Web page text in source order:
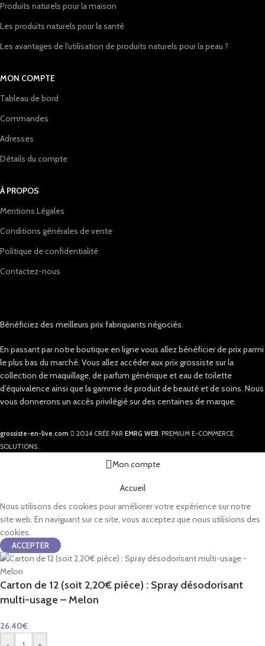
Produits naturels pour la maison
Les produits naturels pour la santé
Les avantages de l'utilisation de produits naturels pour la peau ?
MON COMPTE
Tableau de bord
Commandes
Adresses
Détails du compte
À PROPOS
Mentions Légales
Conditions générales de vente
Politique de confidentialité
Contactez-nous
Bénéficiez des meilleurs prix fabriquants négociés.
En passant par notre boutique en ligne vous allez bénéficier de prix parmi
le plus bas du marché. Vous allez accéder aux prix grossiste sur la
collection de maquillage, de parfum générique et eau de toilette
d’équivalence ainsi que la gamme de produit de beauté et de soins. Nous
vous donnerons un accès privilégié sur des centaines de marque.
grossiste-en-live.com 2024 CRÉE PAR EMRG WEB. PREMIUM E-COMMERCE
SOLUTIONS.
Mon compte
Accueil
Nous utilisons des cookies pour améliorer votre expérience sur notre
site web. En naviguant sur ce site, vous acceptez que nous utilisions des
cookies.
ACCEPTER
Carton de 12 (soit 2,20€ pièce) : Spray désodorisant
multi-usage – Melon
26.40€